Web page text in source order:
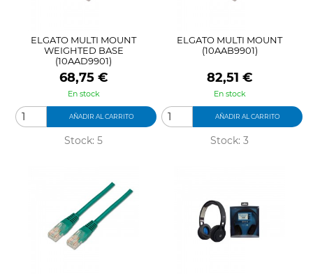
ELGATO MULTI MOUNT
WEIGHTED BASE
(10AAD9901)
Precio
68,75 €
En stock
AÑADIR AL CARRITO
Stock: 5
ELGATO MULTI MOUNT
(10AAB9901)
Precio
82,51 €
En stock
AÑADIR AL CARRITO
Stock: 3